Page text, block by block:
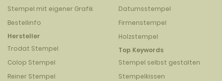
Stempel mit eigener Grafik
Bestellinfo
Hersteller
Trodat Stempel
Colop Stempel
Reiner Stempel
Datumsstempel
Firmenstempel
Holzstempel
Top Keywords
Stempel selbst gestalten
Stempelkissen